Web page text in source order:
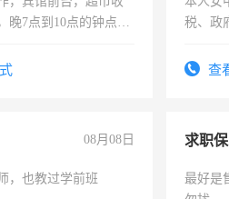
晚7点到10点的钟点
税、政
务，财
查
08月08日
，也教过学前班
求职
最好是